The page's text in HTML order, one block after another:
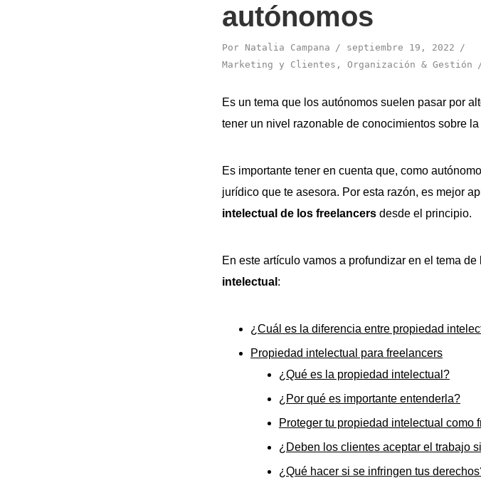
autónomos
Por Natalia Campana
septiembre 19, 2022
Marketing y Clientes , Organización & Gestión
Es un tema que los autónomos suelen pasar por
tener un nivel razonable de conocimientos sobre la
Es importante tener en cuenta que, como
jurídico que te asesora. Por esta razón, es mejor
intelectual de los freelancers desde el principio.
En este artículo vamos a profundizar en el tema de
intelectual :
¿Cuál es la diferencia entre propiedad
Propiedad intelectual para freelancers
¿Qué es la propiedad intelectual?
¿Por qué es importante entenderla?
Proteger tu propiedad intelectual como
¿Deben los clientes aceptar el trabajo
¿Qué hacer si se infringen tus